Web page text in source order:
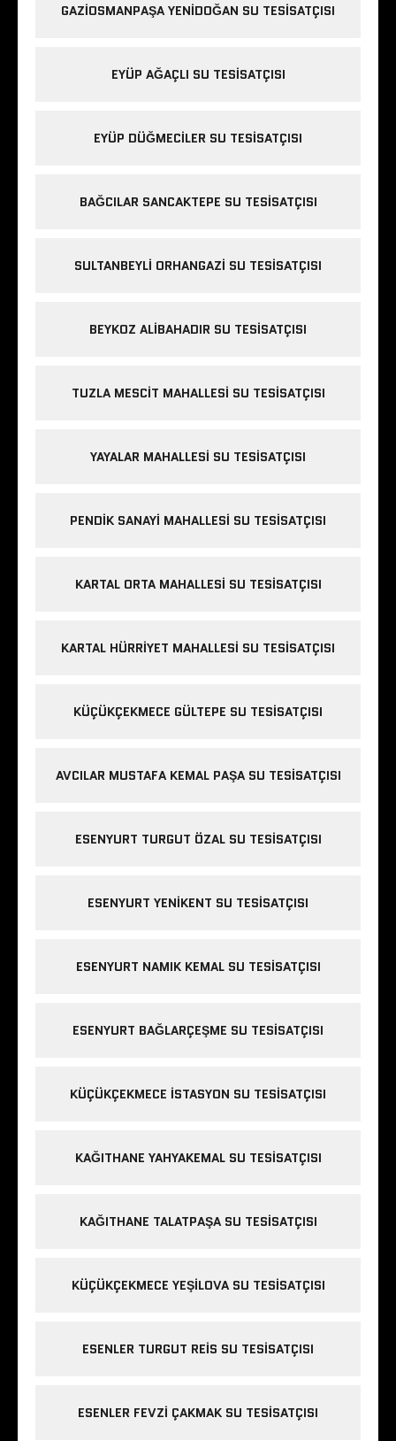
GAZIOSMANPAŞA YENIDOĞAN SU TESISATÇISI
EYÜP AĞAÇLI SU TESISATÇISI
EYÜP DÜĞMECILER SU TESISATÇISI
BAĞCILAR SANCAKTEPE SU TESISATÇISI
SULTANBEYLI ORHANGAZI SU TESISATÇISI
BEYKOZ ALIBAHADIR SU TESISATÇISI
TUZLA MESCIT MAHALLESI SU TESISATÇISI
YAYALAR MAHALLESI SU TESISATÇISI
PENDIK SANAYI MAHALLESI SU TESISATÇISI
KARTAL ORTA MAHALLESI SU TESISATÇISI
KARTAL HÜRRIYET MAHALLESI SU TESISATÇISI
KÜÇÜKÇEKMECE GÜLTEPE SU TESISATÇISI
AVCILAR MUSTAFA KEMAL PAŞA SU TESISATÇISI
ESENYURT TURGUT ÖZAL SU TESISATÇISI
ESENYURT YENIKENT SU TESISATÇISI
ESENYURT NAMIK KEMAL SU TESISATÇISI
ESENYURT BAĞLARÇEŞME SU TESISATÇISI
KÜÇÜKÇEKMECE ISTASYON SU TESISATÇISI
KAĞITHANE YAHYAKEMAL SU TESISATÇISI
KAĞITHANE TALATPAŞA SU TESISATÇISI
KÜÇÜKÇEKMECE YEŞILOVA SU TESISATÇISI
ESENLER TURGUT REIS SU TESISATÇISI
ESENLER FEVZI ÇAKMAK SU TESISATÇISI